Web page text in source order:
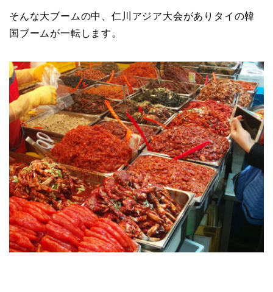
そんな大ブームの中、仁川アジア大会がありタイの韓
国ブームが一転します。